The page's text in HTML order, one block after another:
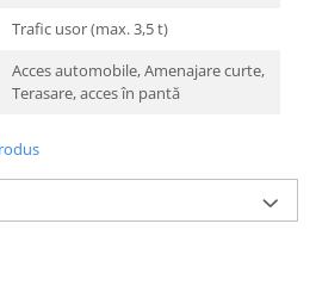
Trafic usor (max. 3,5 t)
Acces automobile, Amenajare curte,
Terasare, acces în pantă